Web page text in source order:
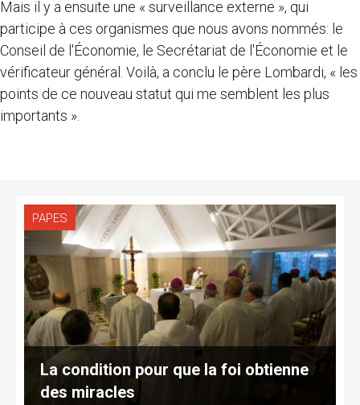
Mais il y a ensuite une « surveillance externe », qui
participe à ces organismes que nous avons nommés: le
Conseil de l'Économie, le Secrétariat de l'Économie et le
vérificateur général. Voilà, a conclu le père Lombardi, « les
points de ce nouveau statut qui me semblent les plus
importants ».
PAPES
La condition pour que la foi obtienne
des miracles